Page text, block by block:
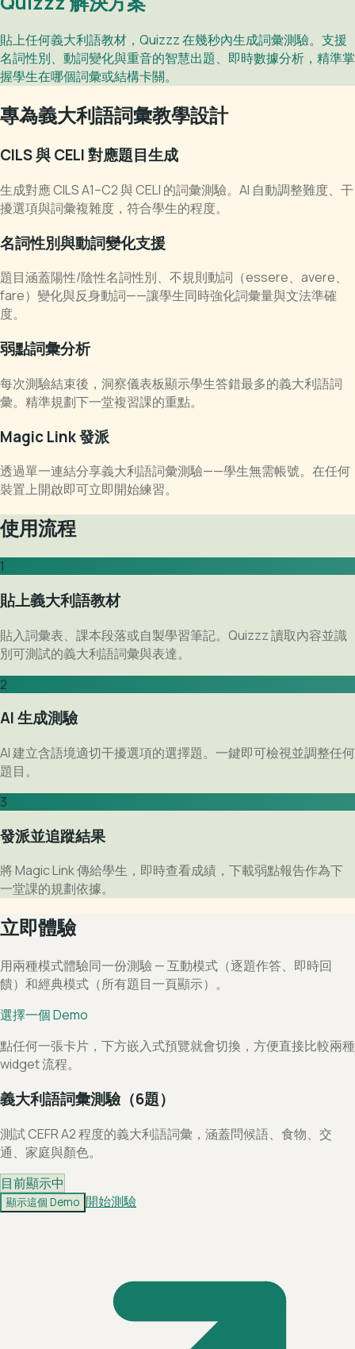
貼上任何義大利語教材，Quizzz 在幾秒內生成詞彙測驗。支援
名詞性別、動詞變化與重音的智慧出題、即時數據分析，精準掌
握學生在哪個詞彙或結構卡關。
專為義大利語詞彙教學設計
CILS 與 CELI 對應題目生成
生成對應 CILS A1–C2 與 CELI 的詞彙測驗。AI 自動調整難度、干
擾選項與詞彙複雜度，符合學生的程度。
名詞性別與動詞變化支援
題目涵蓋陽性/陰性名詞性別、不規則動詞（essere、avere、
fare）變化與反身動詞——讓學生同時強化詞彙量與文法準確
度。
弱點詞彙分析
每次測驗結束後，洞察儀表板顯示學生答錯最多的義大利語詞
彙。精準規劃下一堂複習課的重點。
Magic Link 發派
透過單一連結分享義大利語詞彙測驗——學生無需帳號。在任何
裝置上開啟即可立即開始練習。
使用流程
1
貼上義大利語教材
貼入詞彙表、課本段落或自製學習筆記。Quizzz 讀取內容並識
別可測試的義大利語詞彙與表達。
2
AI 生成測驗
AI 建立含語境適切干擾選項的選擇題。一鍵即可檢視並調整任何
題目。
3
發派並追蹤結果
將 Magic Link 傳給學生，即時查看成績，下載弱點報告作為下
一堂課的規劃依據。
立即體驗
用兩種模式體驗同一份測驗 — 互動模式（逐題作答、即時回
饋）和經典模式（所有題目一頁顯示）。
選擇一個 Demo
點任何一張卡片，下方嵌入式預覽就會切換，方便直接比較兩種
widget 流程。
義大利語詞彙測驗（6題）
測試 CEFR A2 程度的義大利語詞彙，涵蓋問候語、食物、交
通、家庭與顏色。
目前顯示中
顯示這個 Demo 開始測驗